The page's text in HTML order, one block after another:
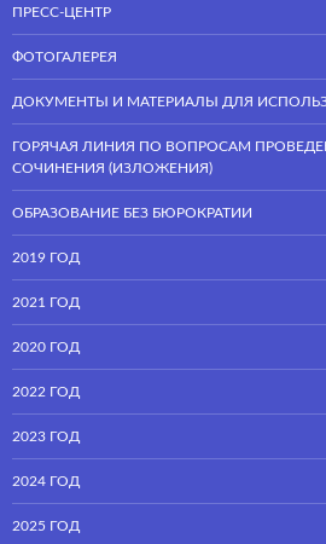
ПРЕСС-ЦЕНТР
ФОТОГАЛЕРЕЯ
ДОКУМЕНТЫ И МАТЕРИАЛЫ ДЛЯ
ГОРЯЧАЯ ЛИНИЯ ПО ВОПРОСАМ
СОЧИНЕНИЯ (ИЗЛОЖЕНИЯ)
ОБРАЗОВАНИЕ БЕЗ БЮРОКРАТИИ
2019 ГОД
2021 ГОД
2020 ГОД
2022 ГОД
2023 ГОД
2024 ГОД
2025 ГОД